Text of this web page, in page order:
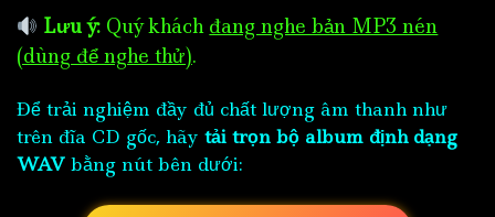
Lưu ý: Quý khách đang nghe bản MP3 nén
(dùng để nghe thử).
Để trải nghiệm đầy đủ chất lượng âm thanh như
trên đĩa CD gốc, hãy tải trọn bộ album định dạng
WAV bằng nút bên dưới: